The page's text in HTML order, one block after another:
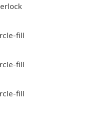
fill
fill
fill